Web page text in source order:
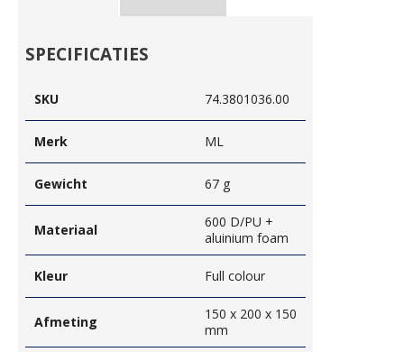
SPECIFICATIES
SKU 74.3801036.00
Merk ML
Gewicht 67 g
Materiaal
600 D/PU +
aluinium foam
Kleur Full colour
Afmeting
150 x 200 x 150
mm